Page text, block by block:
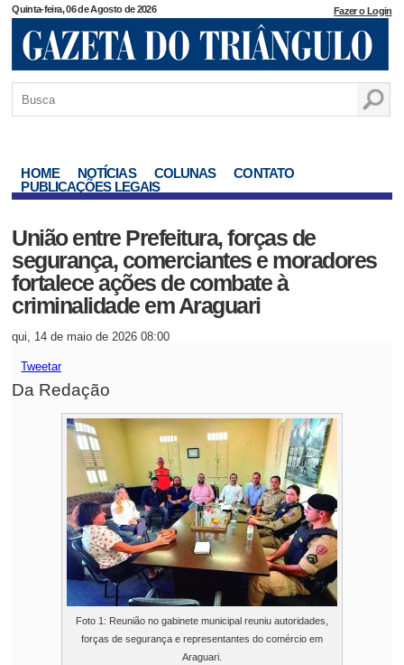
Quinta-feira, 06 de Agosto de 2026 Fazer o Login
HOME NOTÍCIAS COLUNAS
CONTATO
PUBLICAÇÕES LEGAIS
União entre Prefeitura, forças de
segurança, comerciantes e moradores
fortalece ações de combate à
criminalidade em Araguari
qui, 14 de maio de 2026 08:00
Tweetar
Da Redação
Foto 1: Reunião no gabinete municipal reuniu autoridades,
forças de segurança e representantes do comércio em
Araguari.